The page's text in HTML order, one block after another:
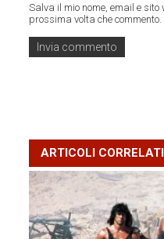
Salva il mio nome, email e
prossima volta che commento.
ARTICOLI CORRELATI